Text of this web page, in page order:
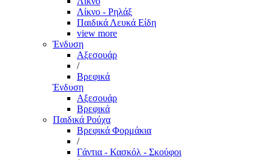
Λίκνο - Ρηλάξ
Παιδικά Λευκά Είδη
view more
Ένδυση
Αξεσουάρ
/
Βρεφικά
Ένδυση
Αξεσουάρ
Βρεφικά
Παιδικά Ρούχα
Βρεφικά Φορμάκια
/
Γάντια - Κασκόλ - Σκούφοι